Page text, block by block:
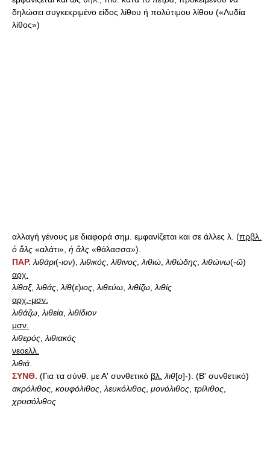
δηλώσει συγκεκριμένο είδος λίθου ή πολύτιμου λίθου («Λυδία
λίθος»)
αλλαγή γένους με διαφορά σημ. εμφανίζεται και σε άλλες λ. (πρβλ.
ὁ ἅλς «αλάτι», ἡ ἅλς «θάλασσα»).
ΠΑΡ. λιθάρι(-ιον), λιθικός λίθινος λιθιώ λιθώδης λιθώνω(-ῶ)
αρχ.
λίθαξ, λιθάς λίθ(ε)ιος λιθεύω λιθίζω λιθίς
αρχ.-μσν.
λιθάζω λιθεία λιθίδιον
μσν.
λιθερός λιθιακός
νεοελλ.
λιθιά
ΣΥΝΘ. (Για τα σύνθ. με Α' συνθετικό βλ. λιθ[ο]-). (Β' συνθετικό)
ακρόλιθος κουφόλιθος λευκόλιθος μονόλιθος τρίλιθος
χρυσόλιθος